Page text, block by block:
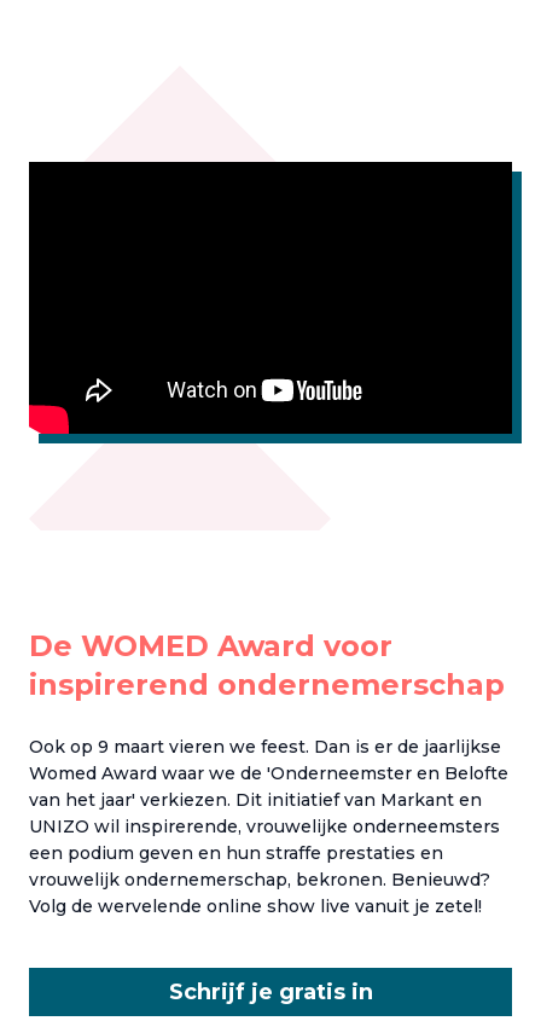
De WOMED Award voor
inspirerend ondernemerschap
Ook op 9 maart vieren we feest. Dan is er de jaarlijkse
Womed Award waar we de 'Onderneemster en Belofte
van het jaar' verkiezen. Dit initiatief van Markant en
UNIZO wil inspirerende, vrouwelijke onderneemsters
een podium geven en hun straffe prestaties en
vrouwelijk ondernemerschap, bekronen. Benieuwd?
Volg de wervelende online show live vanuit je zetel!
Schrijf je gratis in